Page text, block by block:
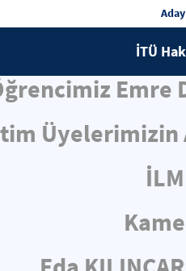
İTÜ
Emre
Üyelerimizin